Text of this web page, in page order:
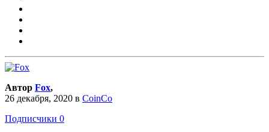
Автор Fox,
26 декабря, 2020 в CoinCo
Подписчики 0